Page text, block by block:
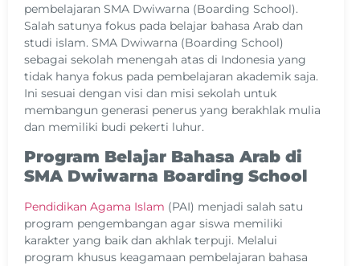
pembelajaran SMA Dwiwarna (Boarding School).
Salah satunya fokus pada belajar bahasa Arab dan
studi islam. SMA Dwiwarna (Boarding School)
sebagai sekolah menengah atas di Indonesia yang
tidak hanya fokus pada pembelajaran akademik saja.
Ini sesuai dengan visi dan misi sekolah untuk
membangun generasi penerus yang berakhlak mulia
dan memiliki budi pekerti luhur.
Program Belajar Bahasa Arab di
SMA Dwiwarna Boarding School
Pendidikan Agama Islam (PAI) menjadi salah satu
program pengembangan agar siswa memiliki
karakter yang baik dan akhlak terpuji. Melalui
program khusus keagamaan pembelajaran bahasa